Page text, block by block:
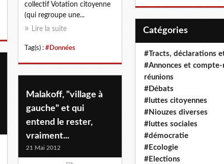
collectif Votation citoyenne
(qui regroupe une...
Lire la suite
Tag(s) : #Données
Malakoff, "village à
gauche" et qui
entend le rester,
vraiment...
21 Mai 2012
Catégories
#Tracts, déclarations
#Annonces et compte-
réunions
#Débats
#luttes citoyennes
#Niouzes diverses
#luttes sociales
#démocratie
#Ecologie
#Elections